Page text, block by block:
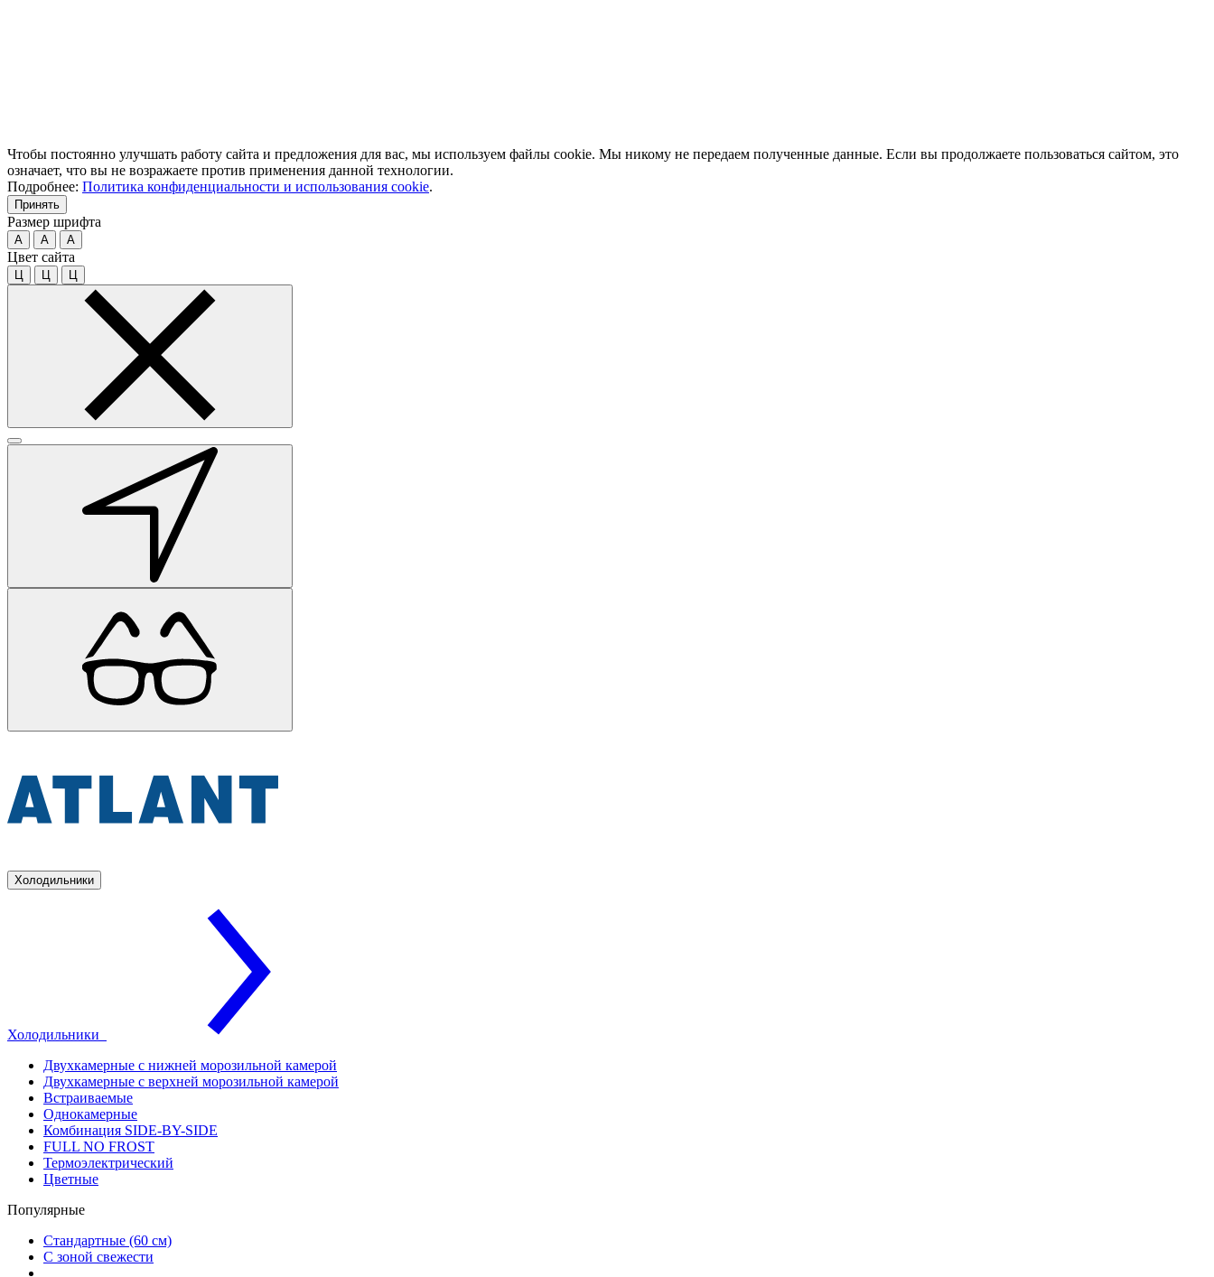
Чтобы постоянно улучшать работу сайта и предложения для вас, мы используем файлы cookie. Мы никому не передаем полученные данные. Если вы продолжаете пользоваться сайтом, это
означает, что вы не возражаете против применения данной технологии.
Подробнее: Политика конфиденциальности и использования cookie.
Принять
Размер шрифта
A A A
Цвет сайта
Ц Ц Ц
Холодильники
Холодильники
Двухкамерные с нижней морозильной камерой
Двухкамерные с верхней морозильной камерой
Встраиваемые
Однокамерные
Комбинация SIDE-BY-SIDE
FULL NO FROST
Термоэлектрический
Цветные
Популярные
Стандартные (60 см)
С зоной свежести